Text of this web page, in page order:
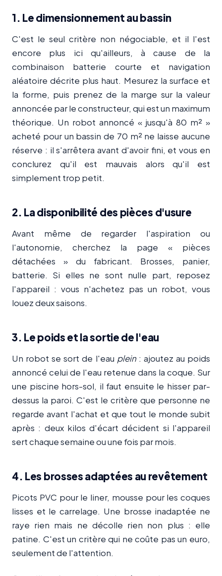
1. Le dimensionnement au bassin
C'est le seul critère non négociable, et il l'est
encore plus ici qu'ailleurs, à cause de la
combinaison batterie courte et navigation
aléatoire décrite plus haut. Mesurez la surface et
la forme, puis prenez de la marge sur la valeur
annoncée par le constructeur, qui est un maximum
théorique. Un robot annoncé « jusqu'à 80 m² »
acheté pour un bassin de 70 m² ne laisse aucune
réserve : il s'arrêtera avant d'avoir fini, et vous en
conclurez qu'il est mauvais alors qu'il est
simplement trop petit.
2. La disponibilité des pièces d'usure
Avant même de regarder l'aspiration ou
l'autonomie, cherchez la page « pièces
détachées » du fabricant. Brosses, panier,
batterie. Si elles ne sont nulle part, reposez
l'appareil : vous n'achetez pas un robot, vous
louez deux saisons.
3. Le poids et la sortie de l'eau
Un robot se sort de l'eau plein: ajoutez au poids
annoncé celui de l'eau retenue dans la coque. Sur
une piscine hors-sol, il faut ensuite le hisser par-
dessus la paroi. C'est le critère que personne ne
regarde avant l'achat et que tout le monde subit
après : deux kilos d'écart décident si l'appareil
sert chaque semaine ou une fois par mois.
4. Les brosses adaptées au revêtement
Picots PVC pour le liner, mousse pour les coques
lisses et le carrelage. Une brosse inadaptée ne
raye rien mais ne décolle rien non plus : elle
patine. C'est un critère qui ne coûte pas un euro,
seulement de l'attention.